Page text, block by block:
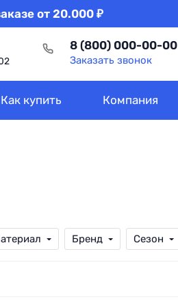
от 20.000 ₽
8 (800) 000-00-00
Заказать звонок
Как купить Компания
Бренд Сезон